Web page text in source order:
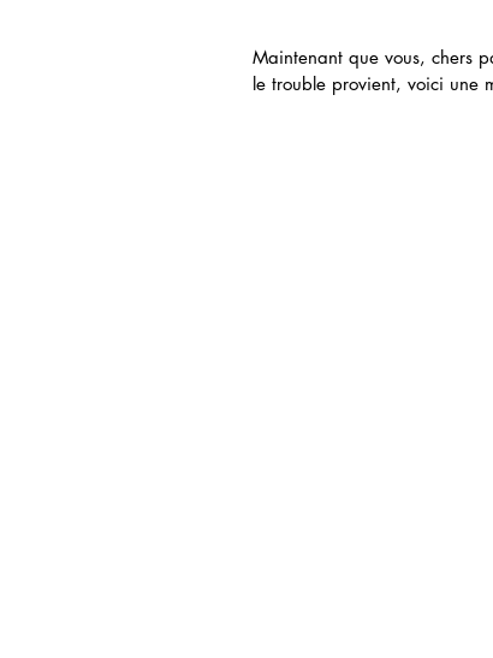
Maintenant que vous, chers
le trouble provient, voici une